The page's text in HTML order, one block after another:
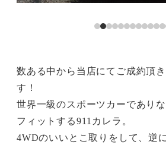
数ある中から当店にてご成約頂
す！
世界一級のスポーツカーであり
フィットする911カレラ。
4WDのいいとこ取りをして、逆